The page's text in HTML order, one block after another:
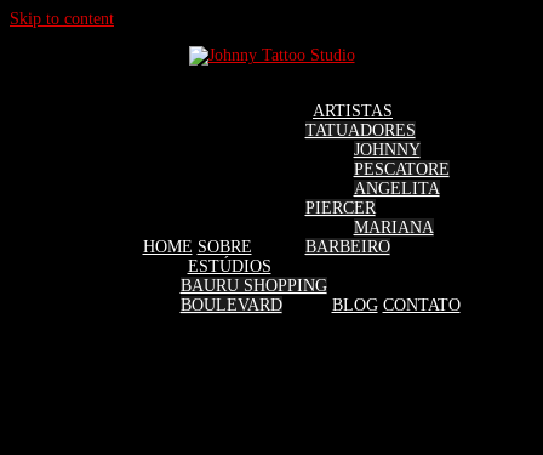
Skip to content
HOME SOBRE
ARTISTAS
TATUADORES
JOHNNY
PESCATORE
ANGELITA
PIERCER
MARIANA
BARBEIRO
ESTÚDIOS
BAURU SHOPPING
BOULEVARD
BLOG CONTATO